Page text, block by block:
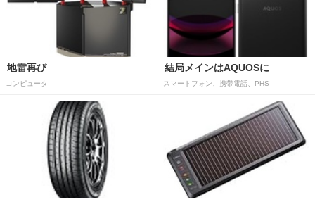
地雷再び
コンピュータ
結局メインはAQUOSに
スマートフォン、携帯電話、PHS